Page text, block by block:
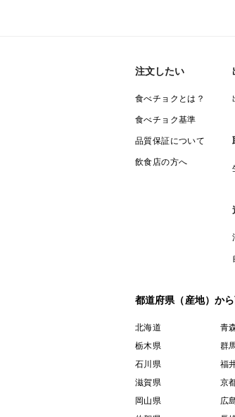
注文したい
食べチョクとは？
食べチョク基準
品質保証について
飲食店の方へ
都道府県（産地）か
北海道 青
栃木県
群
石川県
福
滋賀県
京
岡山県
広